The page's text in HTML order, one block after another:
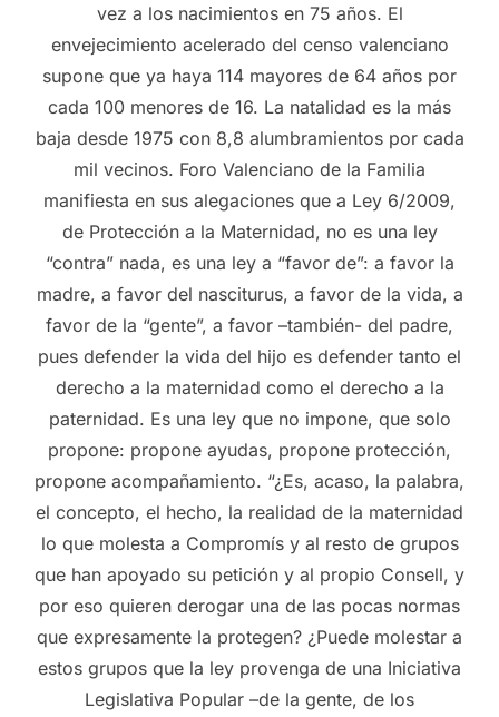
vez a los nacimientos en 75 años. El
envejecimiento acelerado del censo valenciano
supone que ya haya 114 mayores de 64 años por
cada 100 menores de 16. La natalidad es la más
baja desde 1975 con 8,8 alumbramientos por cada
mil vecinos. Foro Valenciano de la Familia
manifiesta en sus alegaciones que a Ley 6/2009,
de Protección a la Maternidad, no es una ley
“contra” nada, es una ley a “favor de”: a favor la
madre, a favor del nasciturus, a favor de la vida, a
favor de la “gente”, a favor –también- del padre,
pues defender la vida del hijo es defender tanto el
derecho a la maternidad como el derecho a la
paternidad. Es una ley que no impone, que solo
propone: propone ayudas, propone protección,
propone acompañamiento. “¿Es, acaso, la palabra,
el concepto, el hecho, la realidad de la maternidad
lo que molesta a Compromís y al resto de grupos
que han apoyado su petición y al propio Consell, y
por eso quieren derogar una de las pocas normas
que expresamente la protegen? ¿Puede molestar a
estos grupos que la ley provenga de una Iniciativa
Legislativa Popular –de la gente, de los